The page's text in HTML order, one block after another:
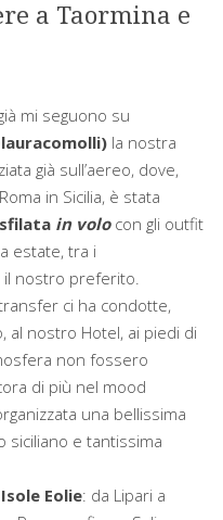
a Taormina e
mi seguono su
la nostra
già sull’aereo, dove,
in Sicilia, è stata
in volocon gli outfit
estate, tra i
il nostro preferito.
ci ha condotte,
al nostro Hotel, ai piedi di
non fossero
di più nel mood
una bellissima
siciliano e tantissima
Eolie: da Lipari a